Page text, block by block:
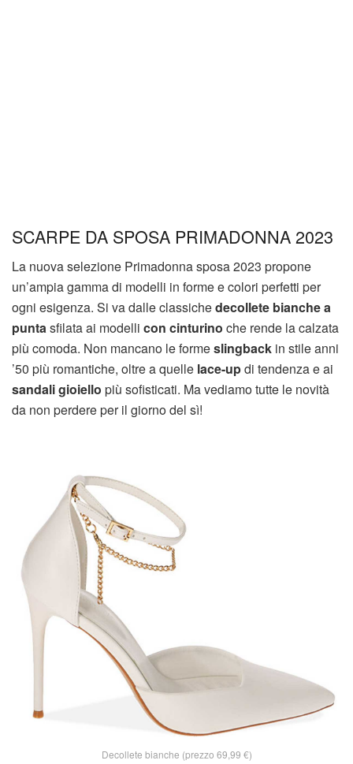
SCARPE DA SPOSA PRIMADONNA 2023
La nuova selezione Primadonna sposa 2023 propone
un’ampia gamma di modelli in forme e colori perfetti per
ogni esigenza. Si va dalle classichedecollete bianchea
puntasfilata ai modelli con cinturino che rende la calzata
più comoda. Non mancano le formeslingback in stile anni
’50 più romantiche, oltre a quelle lace-updi tendenza e ai
sandali gioiello più sofisticati. Ma vediamo tutte le novità
da non perdere per il giorno del sì!
Decollete bianche (prezzo 69,99 €)